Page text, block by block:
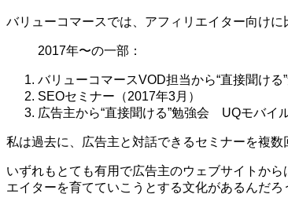
バリューコマースでは、アフィリエイター向け
2017年〜の一部：
バリューコマースVOD担当から“直接聞ける
SEOセミナー（2017年3月）
広告主から“直接聞ける”勉強会 UQモバイ
私は過去に、広告主と対話できるセミナーを複
いずれもとても有用で広告主のウェブサイトか
エイターを育てていこうとする文化があるんだろ